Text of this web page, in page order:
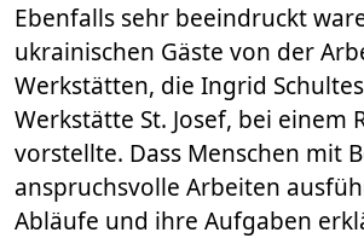
Ebenfalls sehr beeindruckt
ukrainischen Gäste von der
Werkstätten, die Ingrid
Werkstätte St. Josef, bei einem
vorstellte. Dass Menschen mit
anspruchsvolle Arbeiten
Abläufe und ihre Aufgaben